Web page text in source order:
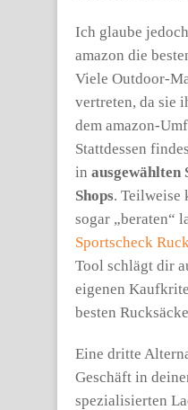
Ich glaube
amazon die
Viele Outdoor-
vertreten, da sie
dem amazon-
Stattdessen
in ausgewählten
Shops. Teilweise
sogar „beraten“
Sportscheck
Tool schlägt dir
eigenen
besten
Eine dritte
Geschäft in
spezialisierten